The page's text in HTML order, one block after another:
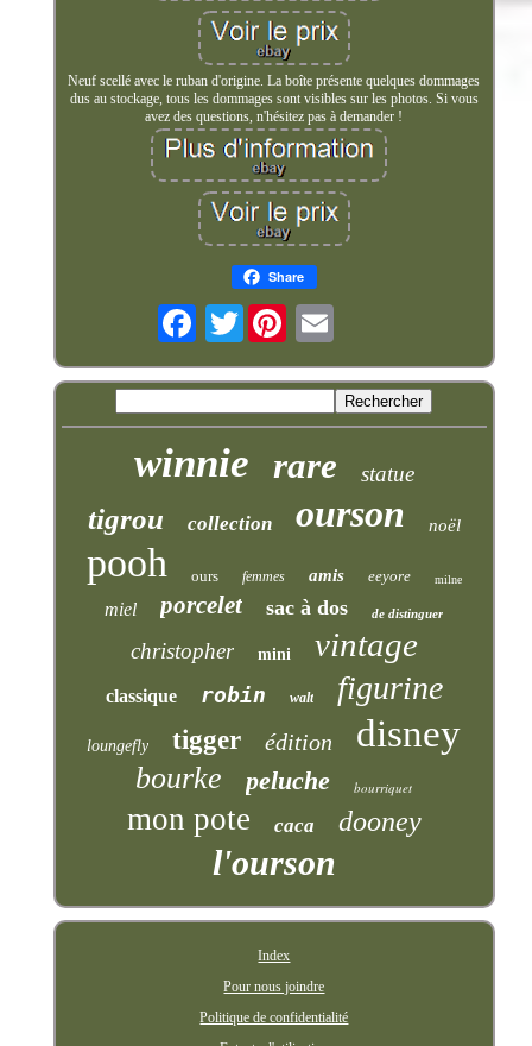
Neuf scellé avec le ruban d'origine. La boîte présente quelques dommages
dus au stockage, tous les dommages sont visibles sur les photos. Si vous
avez des questions, n'hésitez pas à demander !
Share
Twitter
winnie rare statue
tigrou collection ourson noël
pooh ours femmes amis eeyore milne
miel porcelet sac à dos de distinguer
christopher mini vintage
classique robin walt figurine
loungefly tigger édition disney
bourke peluche bourriquet
mon pote caca dooney
l'ourson
Index
Pour nous joindre
Politique de confidentialité